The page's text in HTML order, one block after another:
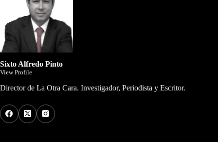
Sixto Alfredo Pinto
View Profile
Director de La Otra Cara. Investigador, Periodista y Escritor.